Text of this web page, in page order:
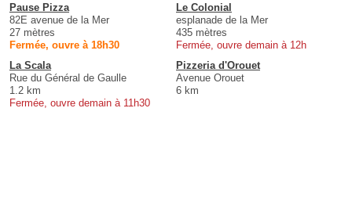
Pause Pizza
82E avenue de la Mer
27 mètres
Fermée, ouvre à 18h30
Le Colonial
esplanade de la Mer
435 mètres
Fermée, ouvre demain à 12h
La Scala
Rue du Général de Gaulle
1.2 km
Fermée, ouvre demain à 11h30
Pizzeria d'Orouet
Avenue Orouet
6 km